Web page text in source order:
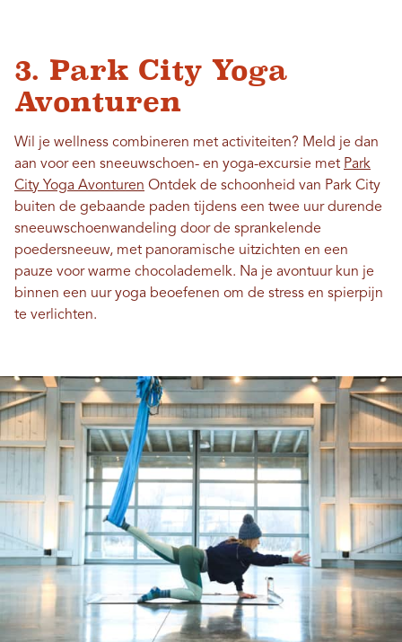
3. Park City Yoga
Avonturen
Wil je wellness combineren met activiteiten? Meld je dan
aan voor een sneeuwschoen- en yoga-excursie met Park
City Yoga Avonturen Ontdek de schoonheid van Park City
buiten de gebaande paden tijdens een twee uur durende
sneeuwschoenwandeling door de sprankelende
poedersneeuw, met panoramische uitzichten en een
pauze voor warme chocolademelk. Na je avontuur kun je
binnen een uur yoga beoefenen om de stress en spierpijn
te verlichten.